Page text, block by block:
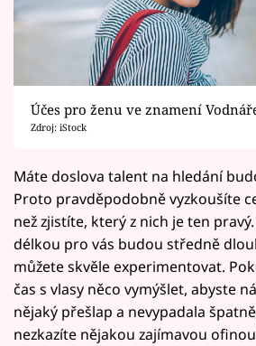
Účes pro ženu ve znamení
Zdroj: iStock
Máte doslova talent na hledání
Proto pravděpodobně vyzkoušíte
než zjistíte, který z nich je ten
délkou pro vás budou středně
můžete skvěle experimentovat.
čas s vlasy něco vymýšlet, abyste
nějaký přešlap a nevypadala
nezkazíte nějakou zajímavou